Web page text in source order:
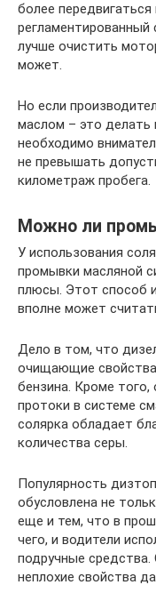
более
лучше очистить
может.
Но если
маслом – это
необходимо
не превышать
километраж пробега.
Можно ли
У использования
промывки масляной
плюсы. Этот способ
вполне может
Дело в том, что
очищающие
бензина. Кроме
протоки в системе
солярка обладает
количества серы.
Популярность
обусловлена не
еще и тем, что в
чего, и водители
подручные
неплохие свойства